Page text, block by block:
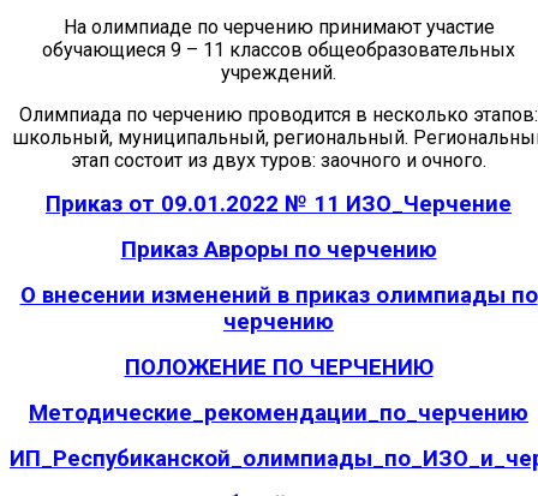
На олимпиаде по черчению принимают участие
обучающиеся 9 – 11 классов общеобразовательных
учреждений.
Олимпиада по черчению проводится в несколько этапов:
школьный, муниципальный, региональный.
этап состоит из двух туров: заочного и очного.
Приказ от 09.01.2022 № 11 ИЗО_Черчение
Приказ Авроры по черчению
О внесении изменений в приказ олимпиады по
черчению
ПОЛОЖЕНИЕ ПО ЧЕРЧЕНИЮ
Методические_рекомендации_по_черчению